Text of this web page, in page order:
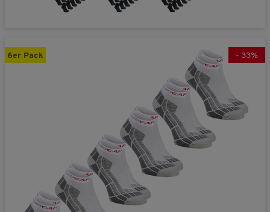
6er Pack - 33%